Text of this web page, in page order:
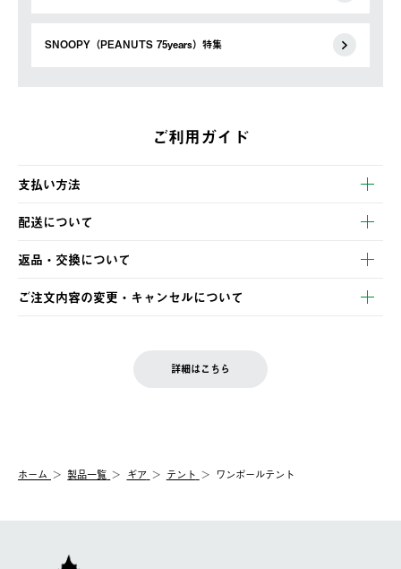
SNOOPY（PEANUTS 75years）特集
ご利用ガイド
支払い方法
以下のいずれかの方法でお支払いいただけます。
・クレジットカード決済
・コンビニ決済
・Pay-easy決済
配送について
【発送スケジュール】
ご注文・ご入金完了より2営業日以内に商品を発送いたします。
土日祝の発送はございませんので、木曜日以降のご注文は週明け
の発送となる場合がございます。
【配送業者】
佐川急便にて配送されます。
返品・交換について
※お客様都合の場合
お客様都合の返品にかかる送料は、お客様ご負担とさせていただ
一度お手元の商品を返品いただき、ご希望商品を再注文してくだ
ご注文内容の変更・キャンセルについて
LOGOS FAMILY会員の方は、会員マイページ内 購入履歴画面に
詳細はこちら
ホーム 製品一覧 ギア テント ワンポールテント